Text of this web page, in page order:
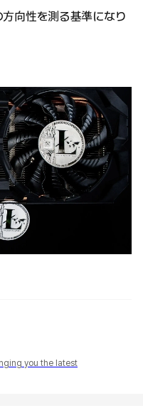
向性を測る基準になり
you the latest